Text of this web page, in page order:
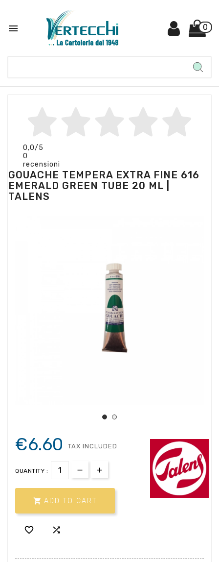
 0
0,0/5
0
recensioni
GOUACHE TEMPERA EXTRA FINE 616
EMERALD GREEN TUBE 20 ML |
TALENS
€6.60 TAX INCLUDED
QUANTITY :
 ADD TO CART
 